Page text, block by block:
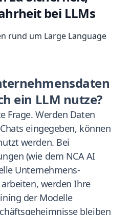
bei LLMs
rund um Large Language
ein LLM nutze?
Frage. Werden Daten
eingegeben, können
werden. Bei
(wie dem NCA AI
Unternehmens-
werden Ihre
der Modelle
bleiben